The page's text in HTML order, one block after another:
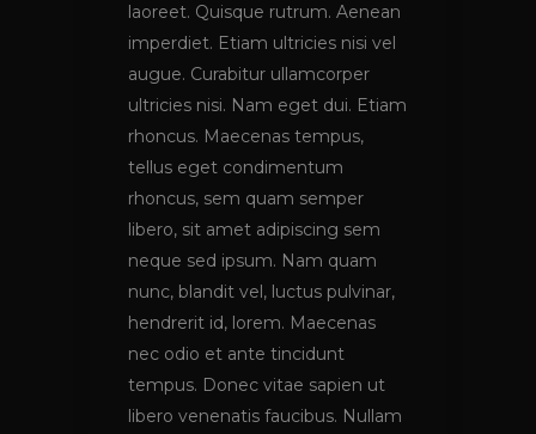
laoreet. Quisque rutrum. Aenean
imperdiet. Etiam ultricies nisi vel
augue. Curabitur ullamcorper
ultricies nisi. Nam eget dui. Etiam
rhoncus. Maecenas tempus,
tellus eget condimentum
rhoncus, sem quam semper
libero, sit amet adipiscing sem
neque sed ipsum. Nam quam
nunc, blandit vel, luctus pulvinar,
hendrerit id, lorem. Maecenas
nec odio et ante tincidunt
tempus. Donec vitae sapien ut
libero venenatis faucibus. Nullam